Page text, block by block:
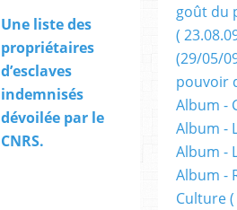
Une liste des
propriétaires
d’esclaves
indemnisés
dévoilée par le
CNRS.
goût du
(
(29/05/
pouvoir
Album -
Album -
Album -
Album -
Culture